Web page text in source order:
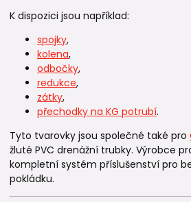
K dispozici jsou například:
spojky,
kolena,
odbočky,
redukce,
zátky,
přechodky na KG potrubí.
Tyto tvarovky jsou společné také pro
žluté PVC drenážní trubky. Výrobce
kompletní systém příslušenství pro
pokládku.